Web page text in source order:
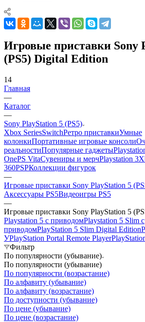
Игровые приставки Sony
(PS5) Digital Edition
14
Главная
—
Каталог
—
Sony PlayStation 5 (PS5)
Xbox SeriesSwitchРетро приставкиУмные
колонкиПортативные игровые консоли
реальностиПопулярные гаджеты
OnePS VitaСувениры и мерчPlaystation 3
360PSPКоллекции фигурок
—
Игровые приставки Sony PlayStation 5
Аксессуары PS5Видеоигры PS5
—
Игровые приставки Sony PlayStation 5
Playstation 5 с приводомPlaystation 5 Slim с
приводомPlayStation 5 Slim Digital Edition
УPlayStation Portal Remote Player
Фильтр
По популярности (убывание)
По популярности (убывание)
По популярности (возрастание)
По алфавиту (убывание)
По алфавиту (возрастание)
По доступности (убывание)
По цене (убывание)
По цене (возрастание)